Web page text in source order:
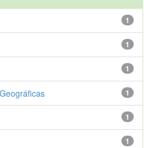
1
1
1
1
1
1